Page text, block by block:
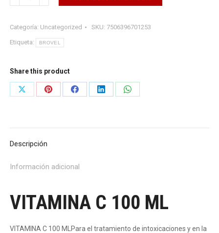
C
ML
cantidad
Categoría: Uncategorized SKU: 7506396701253
Etiqueta: BROVEL
Share this product
Share
Share
Share
Share
Share
Descripción
Información adicional
VITAMINA C 100 ML
VITAMINA C 100 MLPara el tratamiento de intoxicaciones y en la